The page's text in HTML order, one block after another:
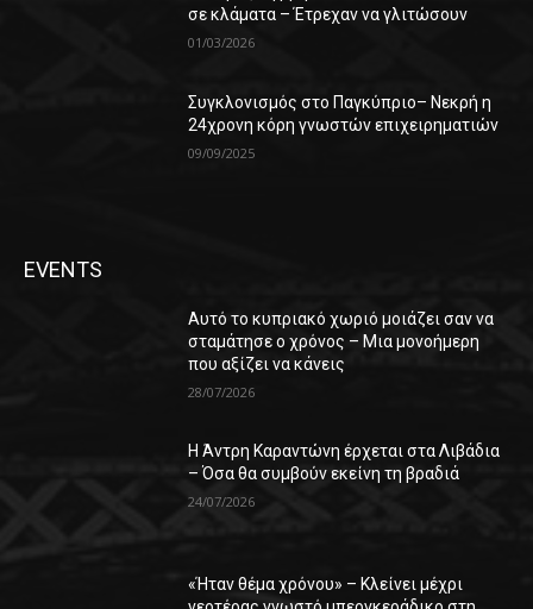
σε κλάματα – Έτρεχαν να γλιτώσουν
01/03/2026
Συγκλονισμός στο Παγκύπριο– Νεκρή η
24χρονη κόρη γνωστών επιχειρηματιών
09/09/2025
EVENTS
Αυτό το κυπριακό χωριό μοιάζει σαν να
σταμάτησε ο χρόνος – Μια μονοήμερη
που αξίζει να κάνεις
28/07/2026
Η Άντρη Καραντώνη έρχεται στα Λιβάδια
– Όσα θα συμβούν εκείνη τη βραδιά
24/07/2026
«Ήταν θέμα χρόνου» – Κλείνει μέχρι